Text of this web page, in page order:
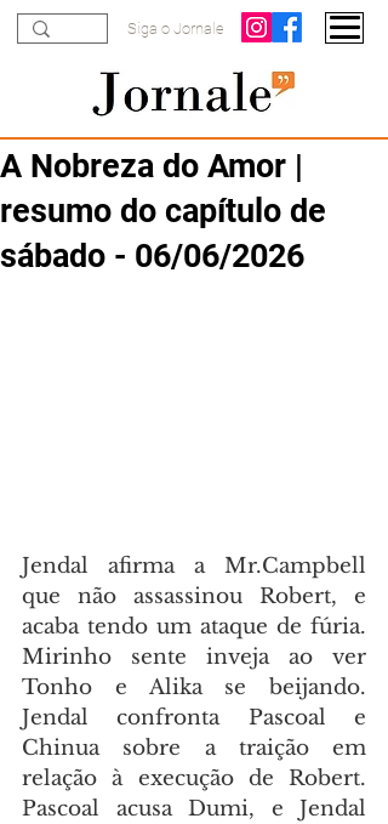
Siga o Jornale
A Nobreza do Amor |
resumo do capítulo de
sábado - 06/06/2026
Jendal afirma a Mr.Campbell
que não assassinou Robert, e
acaba tendo um ataque de fúria.
Mirinho sente inveja ao ver
Tonho e Alika se beijando.
Jendal confronta Pascoal e
Chinua sobre a traição em
relação à execução de Robert.
Pascoal acusa Dumi, e Jendal